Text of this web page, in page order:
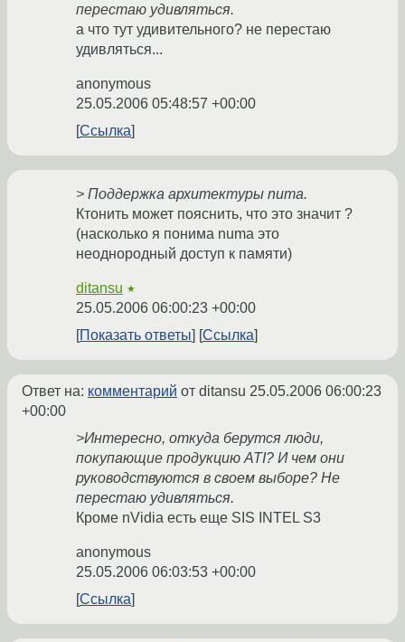
перестаю удивляться.
а что тут удивительного? не перестаю
удивляться...
anonymous
25.05.2006 05:48:57 +00:00
Ссылка
> Поддержка архитектуры numa.
Ктонить может пояснить, что это значит ?
(насколько я понима numa это
неоднородный доступ к памяти)
ditansu ★
25.05.2006 06:00:23 +00:00
Показать ответы
Ссылка
Ответ на: комментарий от ditansu 25.05.2006 06:00:23
+00:00
>Интересно, откуда берутся люди,
покупающие продукцию ATI? И чем они
руководствуются в своем выборе? Не
перестаю удивляться.
Кроме nVidia есть еще SIS INTEL S3
anonymous
25.05.2006 06:03:53 +00:00
Ссылка